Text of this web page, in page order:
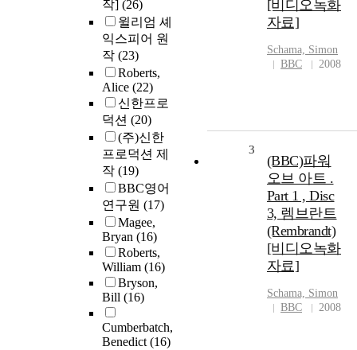
작] (26)
윌리엄 셰
익스피어 원
작 (23)
Roberts,
Alice (22)
신한프로
덕션 (20)
(주)신한
프로덕션 제
작 (19)
BBC영어
연구원 (17)
Magee,
Bryan (16)
Roberts,
William (16)
Bryson,
Bill (16)
Cumberbatch,
Benedict(16)
[비디오녹화
자료]
Schama, Simon
BBC
2008
3
(BBC)파워
오브 아트 .
Part 1 , Disc
3, 렘브란트
(Rembrandt)
[비디오녹화
자료]
Schama, Simon
BBC
2008